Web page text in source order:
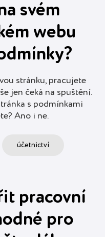
svém
webu
stránku, pracujete
jen čeká na spuštění.
s podmínkami
Ano i ne.
účetnictví
pracovní
pro